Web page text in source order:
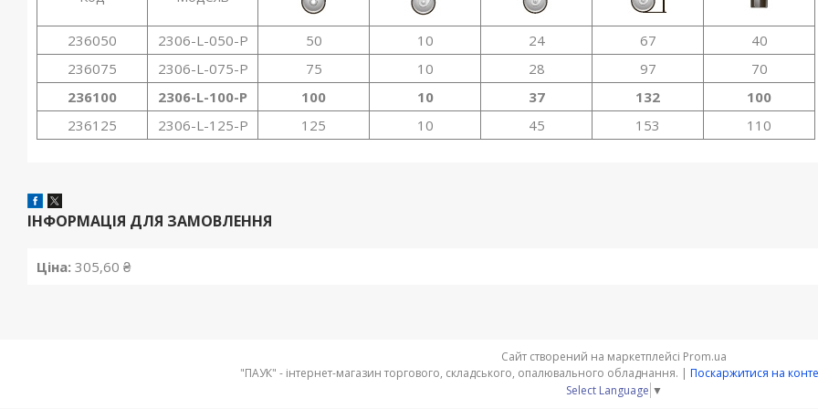
236050 2306-L-050-P 50 10 24 67
40
236075
2306-L-075-P 75 10 28 97
70
236100
2306-L-100-P 100 10 37 132
100
236125
2306-L-125-P 125 10 45 153 110
ІНФОРМАЦІЯ ДЛЯ ЗАМОВЛЕННЯ
Ціна: 305,60 ₴
Сайт створений на маркетплейсі Prom.ua
Поскаржитися на
Select Language ▼